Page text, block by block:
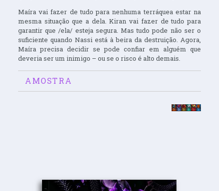
Maíra vai fazer de tudo para nenhuma terráquea estar na
mesma situação que a dela. Kiran vai fazer de tudo para
garantir que /ela/ esteja segura. Mas tudo pode não ser o
suficiente quando Nassi está à beira da destruição. Agora,
Maíra precisa decidir se pode confiar em alguém que
deveria ser um inimigo – ou se o risco é alto demais.
AMOSTRA